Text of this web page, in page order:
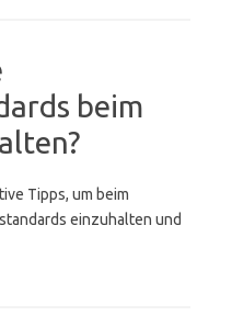
beim
Tipps, um beim
einzuhalten und